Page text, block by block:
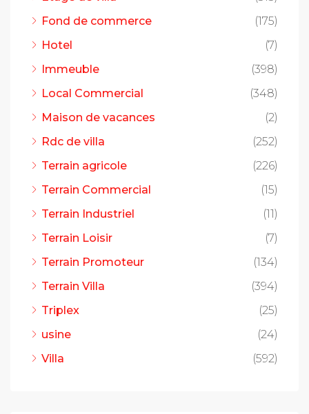
Fond de commerce
(175)
Hotel
(7)
Immeuble
(398)
Local Commercial
(348)
Maison de vacances
(2)
Rdc de villa
(252)
Terrain agricole
(226)
Terrain Commercial
(15)
Terrain Industriel
(11)
Terrain Loisir
(7)
Terrain Promoteur
(134)
Terrain Villa
(394)
Triplex
(25)
usine
(24)
Villa
(592)